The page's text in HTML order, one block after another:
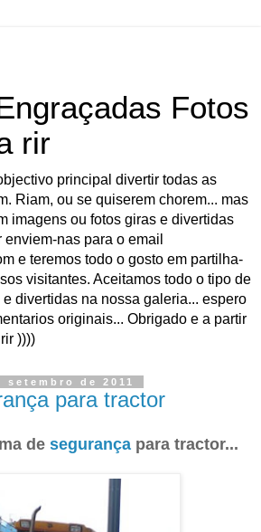
Fotos
rir
principal divertir todas as
Riam, ou se quiserem chorem... mas
imagens ou fotos giras e divertidas
nas para o email
e teremos todo o gosto em partilha-
visitantes. Aceitamos todo o tipo de
divertidas na nossa galeria... espero
originais... Obrigado e a partir
))))
de 2011
para tractor
de segurançapara tractor...